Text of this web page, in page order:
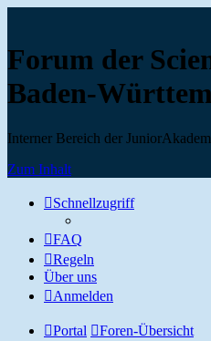
Forum der
Baden-
Interner Bereich der
Zum Inhalt
Schnellzugriff
FAQ
Regeln
Über uns
Anmelden
Portal Foren-Übersicht